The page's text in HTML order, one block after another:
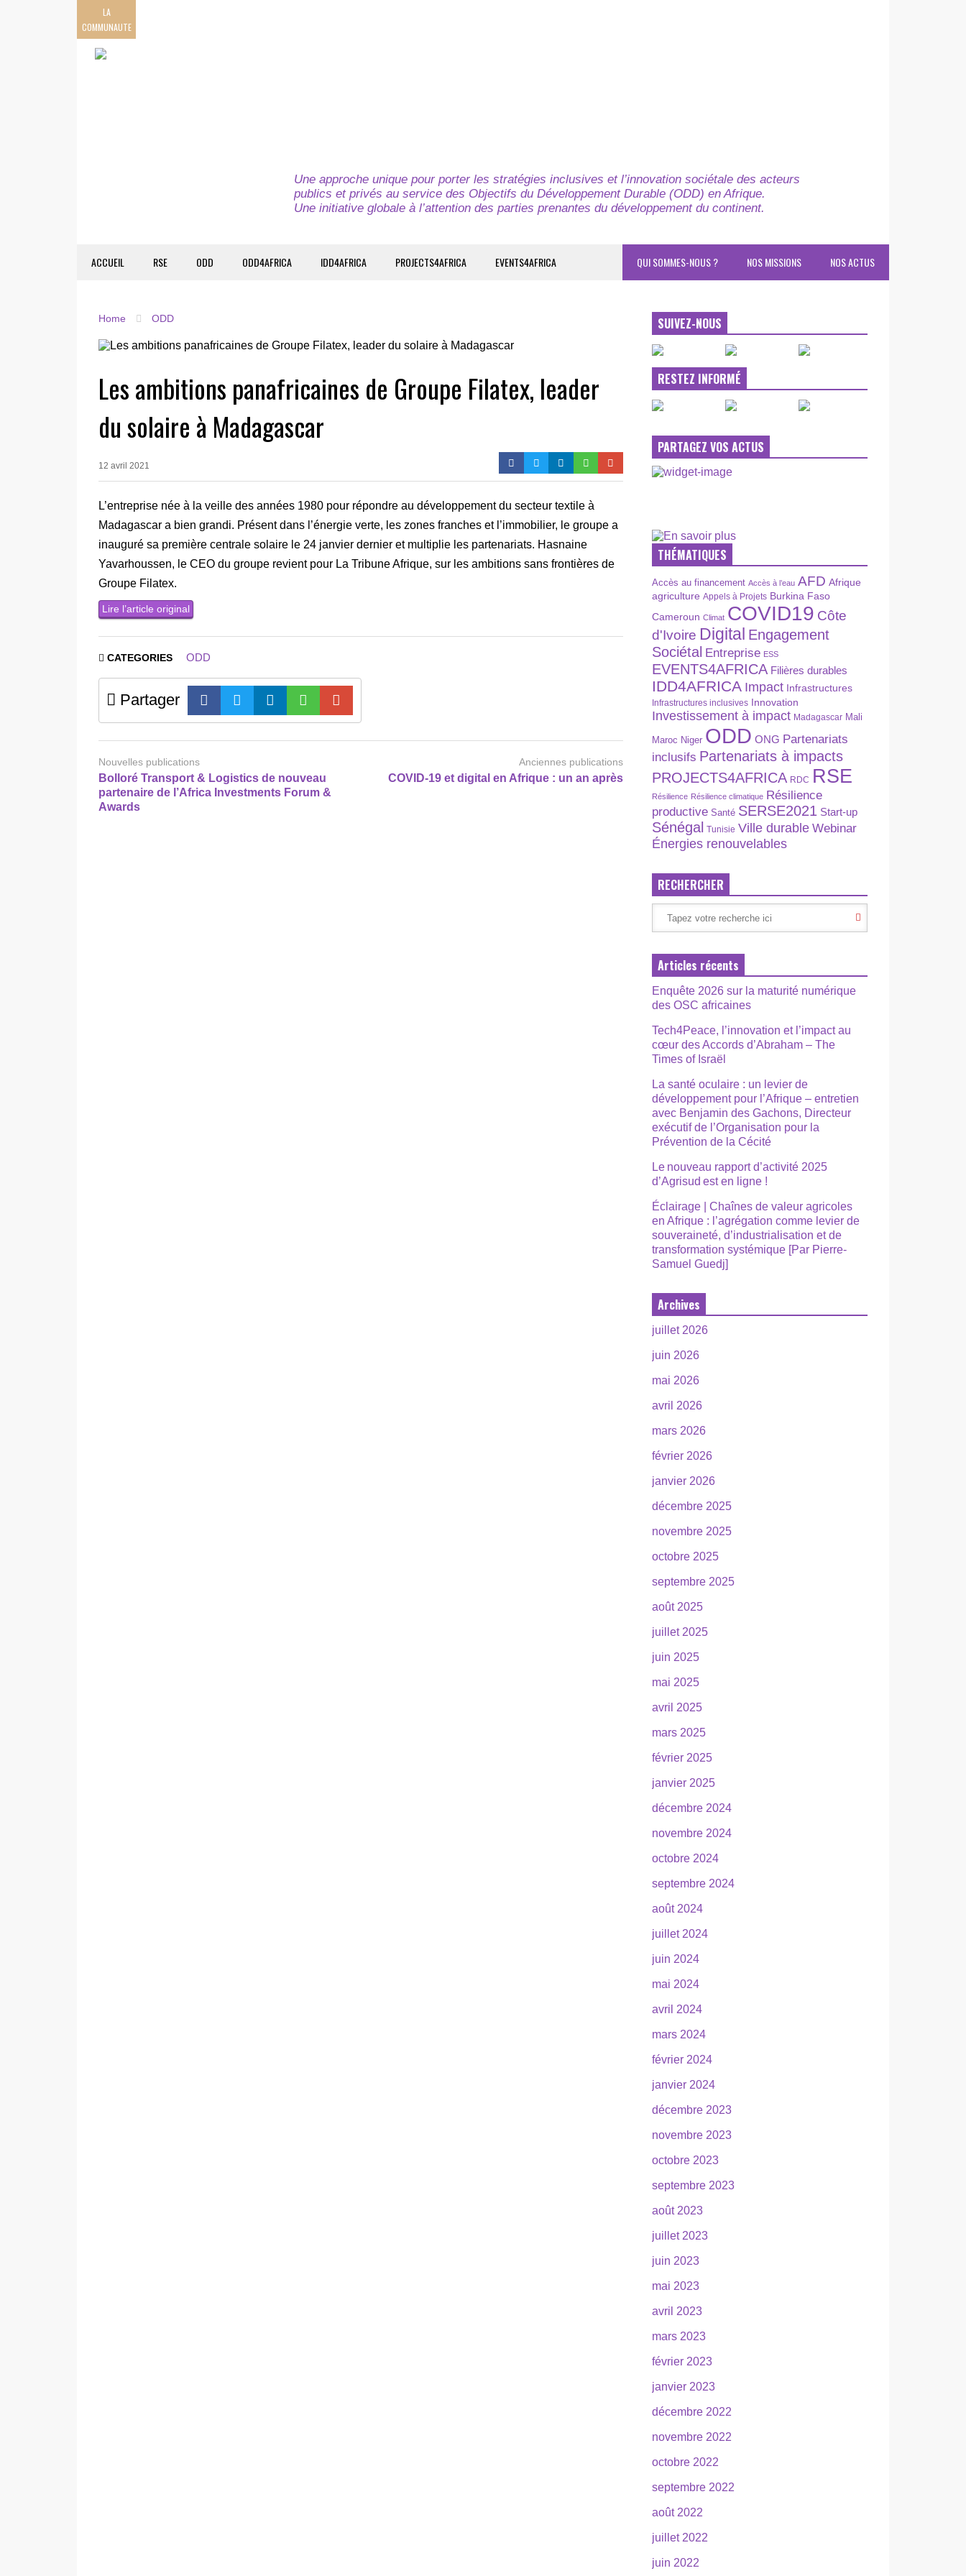
LA
COMMUNAUTE
Une approche unique pour porter les stratégies inclusives et l’innovation sociétale des acteurs
publics et privés au service des Objectifs du Développement Durable (ODD) en Afrique.
Une initiative globale à l’attention des parties prenantes du développement du continent.
ACCUEIL RSE ODD ODD4AFRICA IDD4AFRICA PROJECTS4AFRICA EVENTS4AFRICA NOS ACTUS
NOS MISSIONS
QUI SOMMES-NOUS ?
Home ODD
Les ambitions panafricaines de Groupe Filatex, leader
du solaire à Madagascar
12 avril 2021
L’entreprise née à la veille des années 1980 pour répondre au développement du secteur textile à
Madagascar a bien grandi. Présent dans l’énergie verte, les zones franches et l’immobilier, le groupe a
inauguré sa première centrale solaire le 24 janvier dernier et multiplie les partenariats. Hasnaine
Yavarhoussen, le CEO du groupe revient pour La Tribune Afrique, sur les ambitions sans frontières de
Groupe Filatex.
Lire l’article original
CATEGORIES ODD
Partager
Nouvelles publications
Bolloré Transport & Logistics de nouveau
partenaire de l’Africa Investments Forum &
Awards
Anciennes publications
COVID-19 et digital en Afrique : un an après
SUIVEZ-NOUS
RESTEZ INFORMÉ
PARTAGEZ VOS ACTUS
THÉMATIQUES
Accès au financement Accès à l’eau AFD Afrique
agriculture Appels à Projets Burkina Faso
Cameroun Climat COVID19 Côte
d'Ivoire Digital Engagement
Sociétal Entreprise ESS
EVENTS4AFRICA Filières durables
IDD4AFRICA Impact Infrastructures
Infrastructures inclusives Innovation
Investissement à impact Madagascar Mali
Maroc Niger ODD ONG Partenariats
inclusifs Partenariats à impacts
PROJECTS4AFRICA RDC RSE
Résilience Résilience climatique Résilience
productive Santé SERSE2021 Start-up
Sénégal Tunisie Ville durable Webinar
Énergies renouvelables
RECHERCHER
Articles récents
Enquête 2026 sur la maturité numérique
des OSC africaines
Tech4Peace, l’innovation et l’impact au
cœur des Accords d’Abraham – The
Times of Israël
La santé oculaire : un levier de
développement pour l’Afrique – entretien
avec Benjamin des Gachons, Directeur
exécutif de l’Organisation pour la
Prévention de la Cécité
Le nouveau rapport d’activité 2025
d’Agrisud est en ligne !
Éclairage | Chaînes de valeur agricoles
en Afrique : l’agrégation comme levier de
souveraineté, d’industrialisation et de
transformation systémique [Par Pierre-
Samuel Guedj]
Archives
juillet 2026
juin 2026
mai 2026
avril 2026
mars 2026
février 2026
janvier 2026
décembre 2025
novembre 2025
octobre 2025
septembre 2025
août 2025
juillet 2025
juin 2025
mai 2025
avril 2025
mars 2025
février 2025
janvier 2025
décembre 2024
novembre 2024
octobre 2024
septembre 2024
août 2024
juillet 2024
juin 2024
mai 2024
avril 2024
mars 2024
février 2024
janvier 2024
décembre 2023
novembre 2023
octobre 2023
septembre 2023
août 2023
juillet 2023
juin 2023
mai 2023
avril 2023
mars 2023
février 2023
janvier 2023
décembre 2022
novembre 2022
octobre 2022
septembre 2022
août 2022
juillet 2022
juin 2022